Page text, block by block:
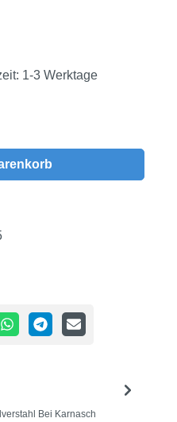
1-3 Werktage
den gewünschten
Bei Karnasch